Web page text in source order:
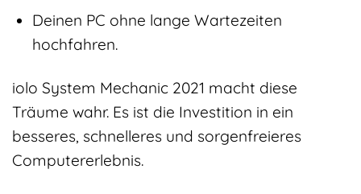
Deinen PC ohne lange Wartezeiten
hochfahren.
iolo System Mechanic 2021 macht diese
Träume wahr. Es ist die Investition in ein
besseres, schnelleres und sorgenfreieres
Computererlebnis.